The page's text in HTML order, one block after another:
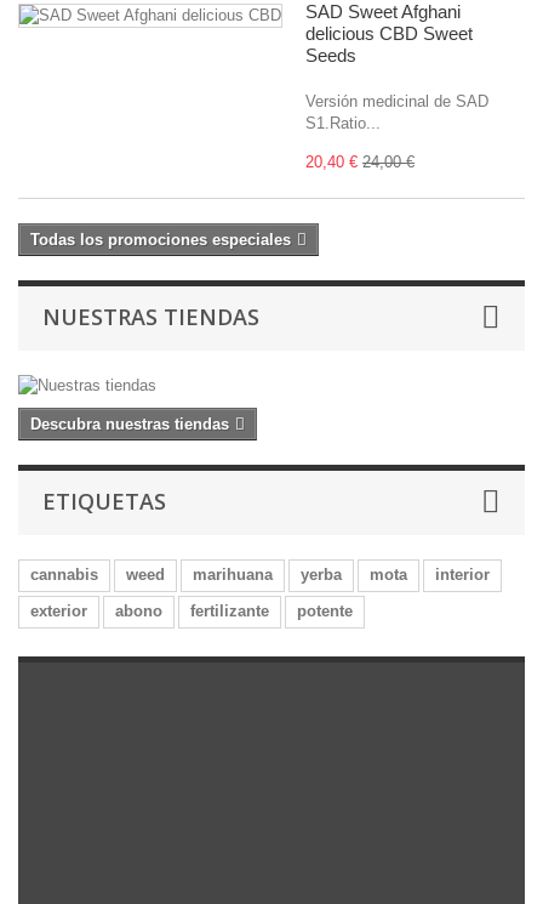
SAD Sweet Afghani
delicious CBD Sweet
Seeds
Versión medicinal de SAD
S1.Ratio...
20,40 € 24,00 €
Todas los promociones especiales
NUESTRAS TIENDAS
Descubra nuestras tiendas
ETIQUETAS
cannabis weed marihuana yerba mota
interior
exterior
abono fertilizante potente